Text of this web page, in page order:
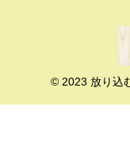
© 2023 放り込